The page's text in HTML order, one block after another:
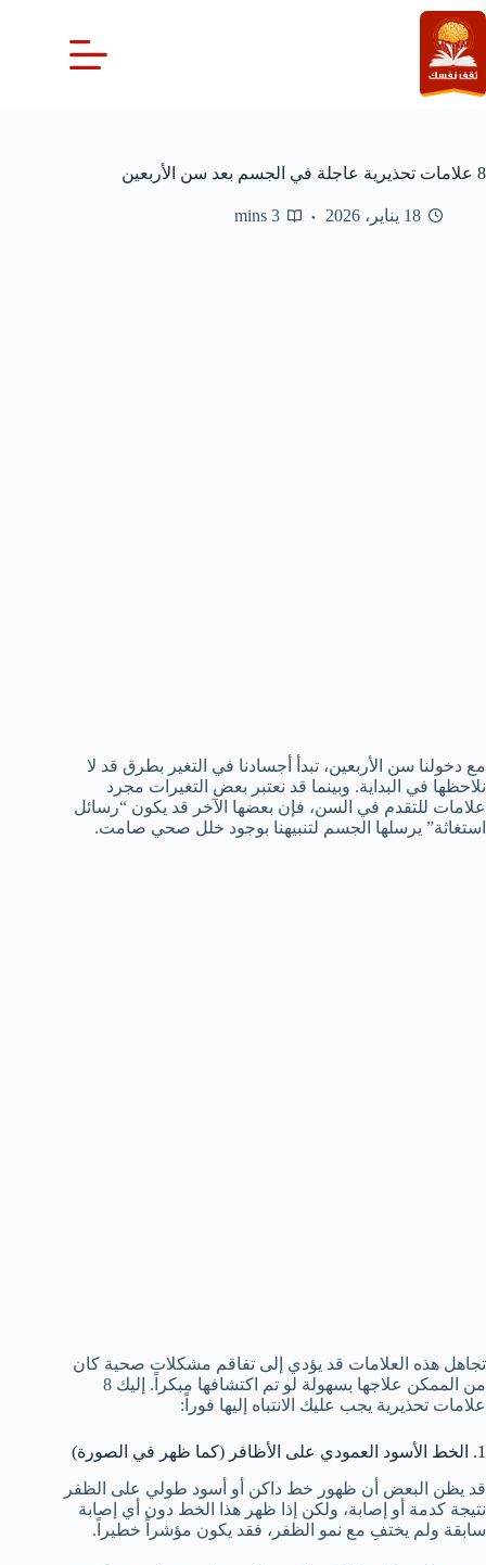
التجاوز
إلى
المحتوى
8 علامات تحذيرية عاجلة في الجسم بعد سن الأربعين
18 يناير، 2026 3 mins
مع دخولنا سن الأربعين، تبدأ أجسادنا في التغير بطرق قد لا
نلاحظها في البداية. وبينما قد نعتبر بعض التغيرات مجرد
علامات للتقدم في السن، فإن بعضها الآخر قد يكون “رسائل
استغاثة” يرسلها الجسم لتنبيهنا بوجود خلل صحي صامت.
تجاهل هذه العلامات قد يؤدي إلى تفاقم مشكلات صحية كان
من الممكن علاجها بسهولة لو تم اكتشافها مبكراً. إليك 8
علامات تحذيرية يجب عليك الانتباه إليها فوراً:
1. الخط الأسود العمودي على الأظافر (كما ظهر في الصورة)
قد يظن البعض أن ظهور خط داكن أو أسود طولي على الظفر
نتيجة كدمة أو إصابة، ولكن إذا ظهر هذا الخط دون أي إصابة
سابقة ولم يختفِ مع نمو الظفر، فقد يكون مؤشراً خطيراً.